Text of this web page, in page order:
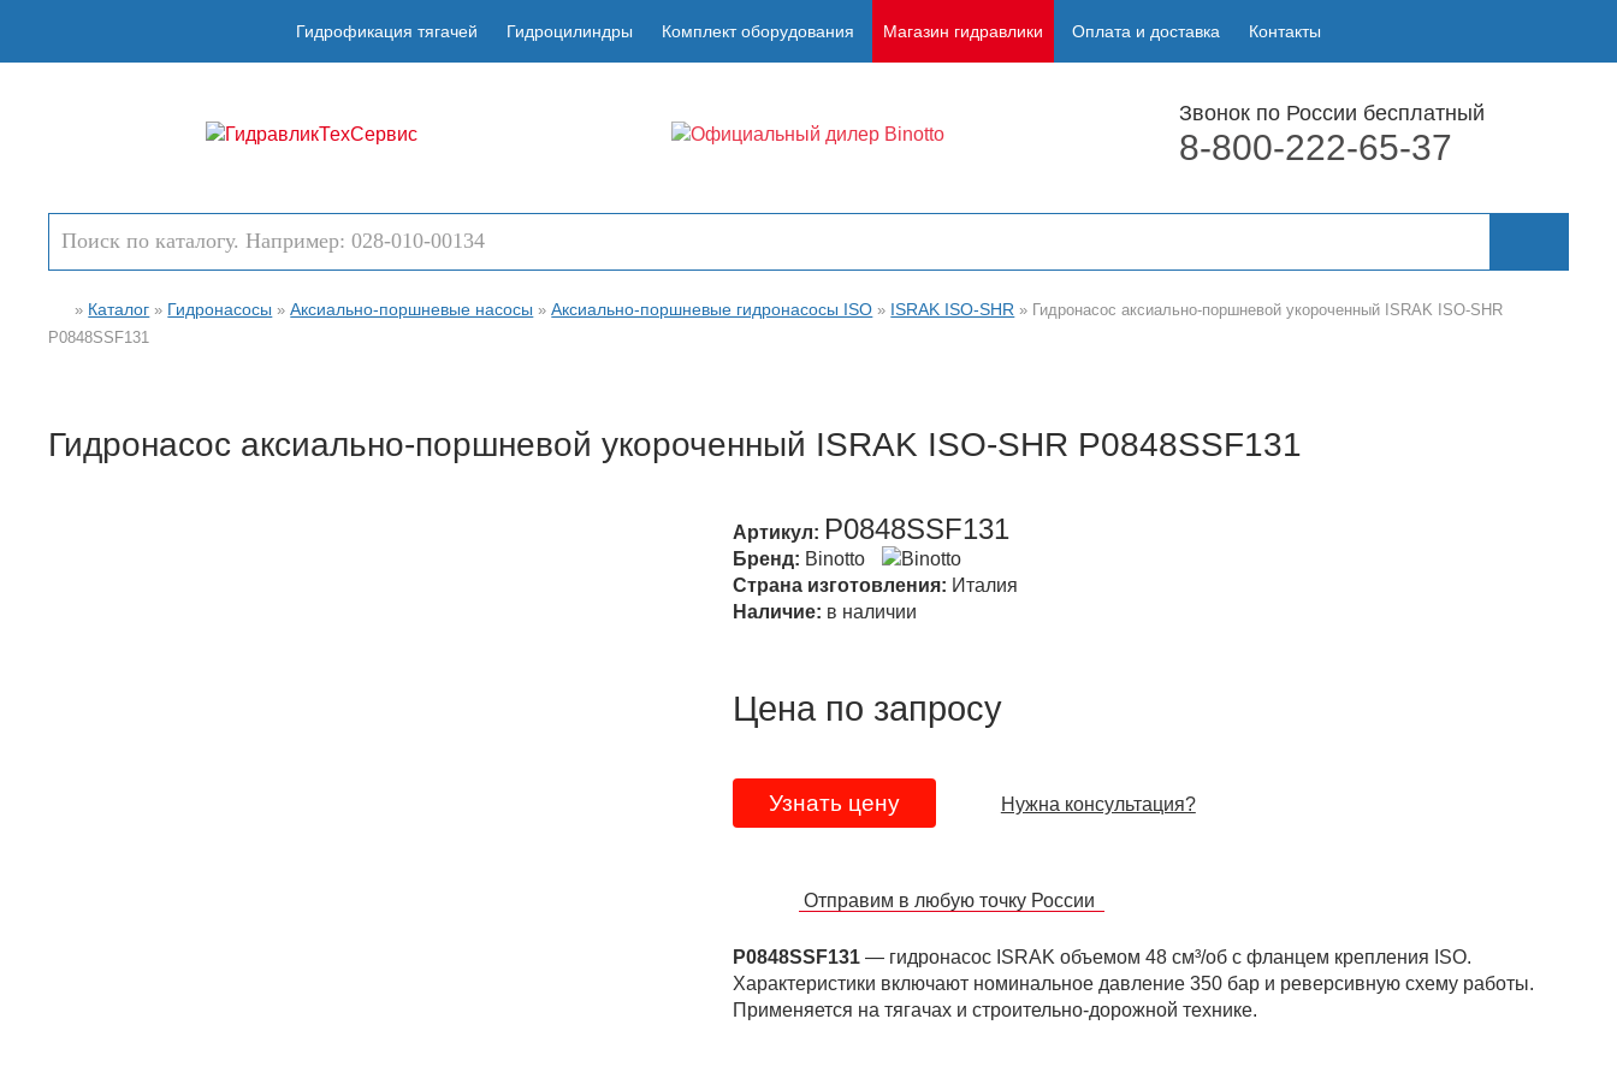
Гидрофикация тягачей Гидроцилиндры Комплект оборудования Магазин гидравлики Оплата и доставка Контакты
Звонок по России бесплатный
8-800-222-65-37
» Каталог » Гидронасосы » Аксиально-поршневые насосы » Аксиально-поршневые гидронасосы ISO » ISRAK ISO-SHR » Гидронасос аксиально-поршневой укороченный ISRAK ISO-SHR
P0848SSF131
Гидронасос аксиально-поршневой укороченный ISRAK ISO-SHR P0848SSF131
Артикул: P0848SSF131
Бренд: Binotto
Страна изготовления: Италия
Наличие: в наличии
Цена по запросу
Узнать цену Нужна консультация?
Отправим в любую точку России
P0848SSF131— гидронасос ISRAK объемом 48 см³/об с фланцем крепления ISO.
Характеристики включают номинальное давление 350 бар и реверсивную схему работы.
Применяется на тягачах и строительно-дорожной технике.